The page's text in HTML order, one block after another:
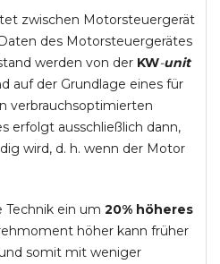
zwischen Motorsteuergerät
des Motorsteuergerätes
werden von der KW-unit
auf der Grundlage eines für
verbrauchsoptimierten
erfolgt ausschließlich dann,
wird, d. h. wenn der Motor
Technik ein um 20% höheres
höher kann früher
somit mit weniger